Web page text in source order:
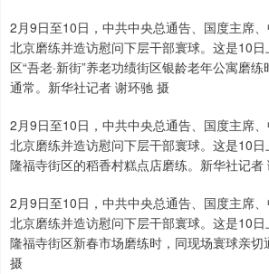
2月9日至10日，中共中央总通告、国度主席
北京磨练并造访慰问下层干部寰球。这是10
区“吾老·新街”养老功绩街区银龄老年公寓磨
通常。新华社记者 谢环驰 摄
2月9日至10日，中共中央总通告、国度主席
北京磨练并造访慰问下层干部寰球。这是10
隆福寺街区的稻香村糕点店磨练。新华社记者
2月9日至10日，中共中央总通告、国度主席
北京磨练并造访慰问下层干部寰球。这是10
隆福寺街区新春市场磨练时，同现场寰球亲
摄